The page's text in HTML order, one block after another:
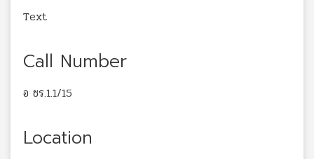
Text
Call Number
อ ชร.1.1/15
Location